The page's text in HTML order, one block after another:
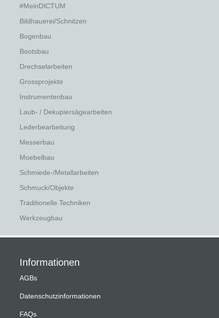
#MeinDICTUM
Bildhauerei/Schnitzen
Bogenbau
Bootsbau
Drechselarbeiten
Grossprojekte
Instrumentenbau
Laub- / Dekupiersägearbeiten
Lederbearbeitung
Messerbau
Moebelbau
Schmiede-/Metallarbeiten
Schmuck/Objekte
Traditionelle Techniken
Werkzeugbau
Informationen
AGBs
Datenschutzinformationen
FAQs